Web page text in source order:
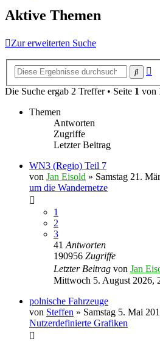
Aktive Themen
Zur erweiterten Suche
Suche
Die Suche ergab 2 Treffer • Seite 1 von
Themen
Antworten
Zugriffe
Letzter Beitrag
WN3 (Regio) Teil 7
von Jan Eisold » Samstag 21.
um die Wandernetze
1
2
3
41 Antworten
190956 Zugriffe
Letzter Beitrag von Jan
Mittwoch 5. August 2026,
polnische Fahrzeuge
von Steffen » Samstag 5. Mai
Nutzerdefinierte Grafiken